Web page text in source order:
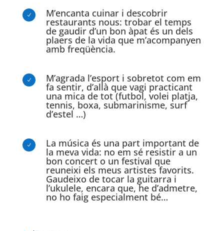
N M’encanta cuinar i descobrir
restaurants nous: trobar el temps
de gaudir d’un bon àpat és un dels
plaers de la vida que m’acompanyen
amb freqüència.
N M’agrada l’esport i sobretot com em
fa sentir, d’allà que vagi practicant
una mica de tot (futbol, volei platja,
tennis, boxa, submarinisme, surf
d’estel …)
N La música és una part important de
la meva vida: no em sé resistir a un
bon concert o un festival que
reuneixi els meus artistes favorits.
Gaudeixo de tocar la guitarra i
l’ukulele, encara que, he d’admetre,
no ho faig especialment bé…